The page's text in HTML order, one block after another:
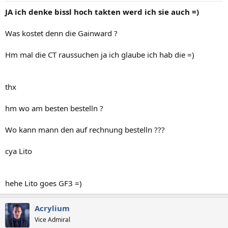
JA ich denke bissl hoch takten werd ich sie auch =)
Was kostet denn die Gainward ?
Hm mal die CT raussuchen ja ich glaube ich hab die =)
thx
hm wo am besten bestelln ?
Wo kann mann den auf rechnung bestelln ???
cya Lito
hehe Lito goes GF3 =)
Acrylium
Vice Admiral